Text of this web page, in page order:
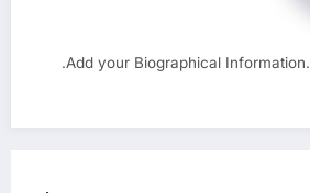
Add your Biographical Information.